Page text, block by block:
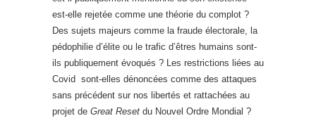
est-elle rejetée comme une théorie du complot ?
Des sujets majeurs comme la fraude électorale, la
pédophilie d’élite ou le trafic d’êtres humains sont-
ils publiquement évoqués ? Les restrictions liées au
Covid sont-elles dénoncées comme des attaques
sans précédent sur nos libertés et rattachées au
projet de Great Reset du Nouvel Ordre Mondial ?